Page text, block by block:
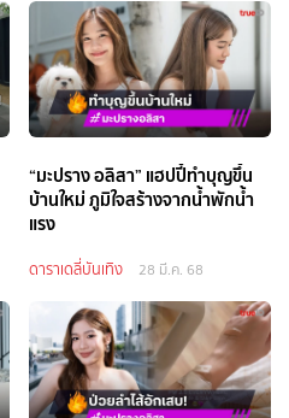
“มะปราง อลิสา” แฮปปี้ทำบุญขึ้น
บ้านใหม่ ภูมิใจสร้างจากน้ำพักน้ำ
แรง
ดาราเดลี่บันเทิง 28 มี.ค. 68